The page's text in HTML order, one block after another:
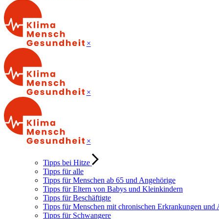
×
×
×
Tipps bei Hitze
Tipps für alle
Tipps für Menschen ab 65 und Angehörige
Tipps für Eltern von Babys und Kleinkindern
Tipps für Beschäftigte
Tipps für Menschen mit chronischen Erkrankungen und
Tipps für Schwangere